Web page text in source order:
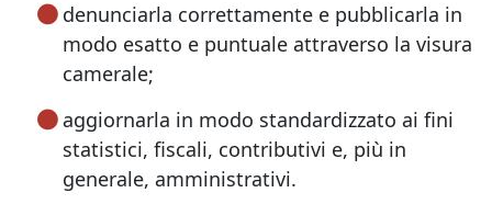
denunciarla correttamente e pubblicarla in
modo esatto e puntuale attraverso la visura
camerale;
aggiornarla in modo standardizzato ai fini
statistici, fiscali, contributivi e, più in
generale, amministrativi.